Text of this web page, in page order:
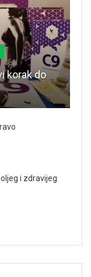
korak do
i zdravijeg